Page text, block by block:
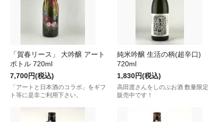
「賀春リース」 大吟醸 アート
ボトル 720ml
7,700円(税込)
「アートと日本酒のコラボ」をギフ
ト等に是非ご利用下さい。
純米吟醸 生活の柄(超辛口)
720ml
1,830円(税込)
高田渡さんをしのぶお酒 数量限定
販売中です！